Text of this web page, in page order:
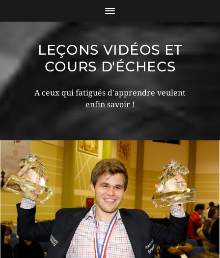
LEÇONS VIDÉOS ET
COURS D'ÉCHECS
A ceux qui fatigués d'apprendre veulent
enfin savoir !